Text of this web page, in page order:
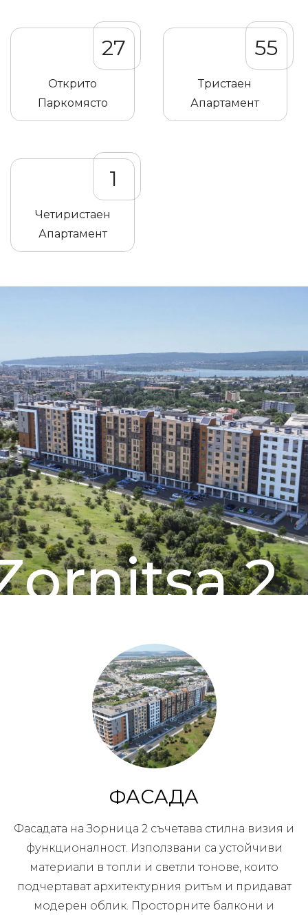
27
Открито
Паркомясто
55
Тристаен
Апартамент
1
Четиристаен
Апартамент
2
ФАСАДА
Фасадата на Зорница 2 съчетава стилна визия и
функционалност. Използвани са устойчиви
материали в топли и светли тонове, които
подчертават архитектурния ритъм и придават
модерен облик. Просторните балкони и